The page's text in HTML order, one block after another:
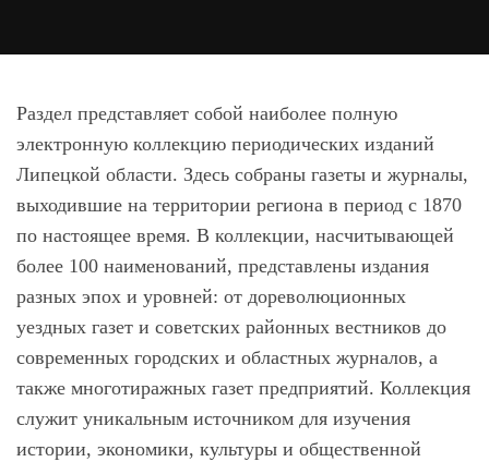
Раздел представляет собой наиболее полную
электронную коллекцию периодических изданий
Липецкой области. Здесь собраны газеты и журналы,
выходившие на территории региона в период с 1870
по настоящее время. В коллекции, насчитывающей
более 100 наименований, представлены издания
разных эпох и уровней: от дореволюционных
уездных газет и советских районных вестников до
современных городских и областных журналов, а
также многотиражных газет предприятий. Коллекция
служит уникальным источником для изучения
истории, экономики, культуры и общественной